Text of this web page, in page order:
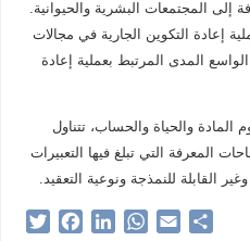
إلى المجتمعات البشرية والحيوانية.
إعادة التكوين الجارية في مجالات
الواسع المدى المرتبط بعملية إعادة
والحياة والحساب، تتناول
المعرفة التي تبلغ فيها التعبيرات
القابلة للنمذجة ونوعية التعقيد.
W